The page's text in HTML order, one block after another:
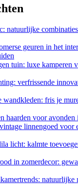
natuurlijke
geuren in het
tuin: luxe kamperen
verfrissende
wandkleden: fris je
haarden voor avonden
linnengoed voor
licht: kalmte
in zomerdecor:
natuurlijke